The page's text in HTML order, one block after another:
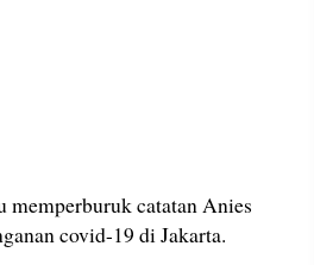
catatan Anies
covid-19 di Jakarta.